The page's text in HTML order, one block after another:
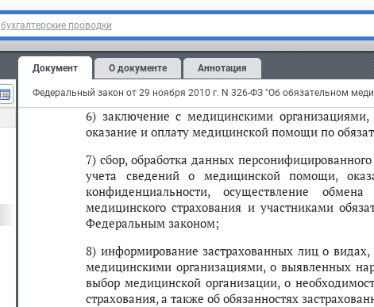
бухгалтерские проводки
Документ О документе Аннотация
5) возвращение остатка целевых средств после
в соответствии с территориальной программой
соответствии с порядком оплаты
установленным правилами обязательного
6) заключение с медицинскими
оказание и оплату медицинской помощи по
7) сбор, обработка данных
учета сведений о медицинской помощи,
конфиденциальности, осуществление
медицинского страхования и участниками
Федеральным законом;
8) информирование застрахованных лиц о
медицинскими организациями, о выявленных
выбор медицинской организации, о
страхования, а также об обязанностях